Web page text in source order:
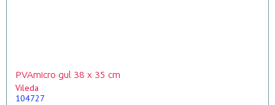
PVAmicro gul 38 x 35 cm
Vileda
104727